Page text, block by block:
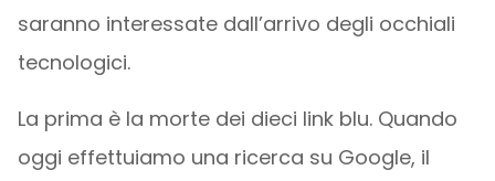
saranno interessate dall’arrivo degli occhiali
tecnologici.
La prima è la morte dei dieci link blu. Quando
oggi effettuiamo una ricerca su Google, il